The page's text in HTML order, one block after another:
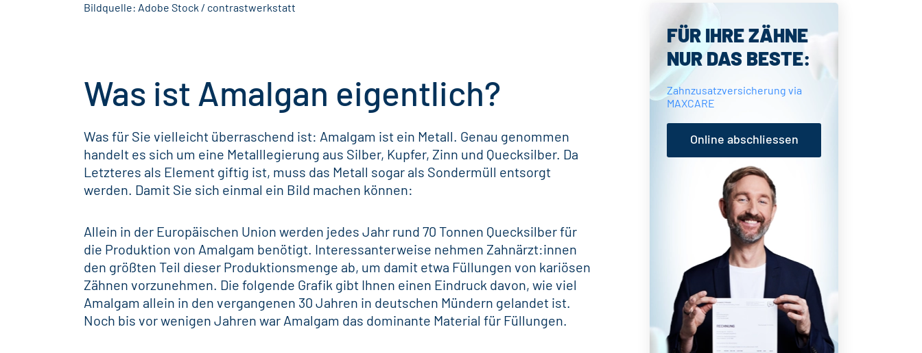
Bildquelle: Adobe Stock / contrastwerkstatt
Was ist Amalgan eigentlich?
Was für Sie vielleicht überraschend ist: Amalgam ist ein Metall. Genau genommen
handelt es sich um eine Metalllegierung aus Silber, Kupfer, Zinn und Quecksilber. Da
Letzteres als Element giftig ist, muss das Metall sogar als Sondermüll entsorgt
werden. Damit Sie sich einmal ein Bild machen können:
Allein in der Europäischen Union werden jedes Jahr rund 70 Tonnen Quecksilber für
die Produktion von Amalgam benötigt. Interessanterweise nehmen Zahnärzt:innen
den größten Teil dieser Produktionsmenge ab, um damit etwa Füllungen von kariösen
Zähnen vorzunehmen. Die folgende Grafik gibt Ihnen einen Eindruck davon, wie viel
Amalgam allein in den vergangenen 30 Jahren in deutschen Mündern gelandet ist.
Noch bis vor wenigen Jahren war Amalgam das dominante Material für Füllungen.
Seitenspalte
FÜR IHRE ZÄHNE
NUR DAS BESTE:
Zahnzusatzversicherung via
MAXCARE
Online abschliessen